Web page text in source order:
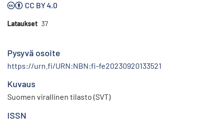
CC BY 4.0
Lataukset 37
Pysyvä osoite
https://urn.fi/URN:NBN:fi-fe20230920133521
Kuvaus
Suomen virallinen tilasto (SVT)
ISSN